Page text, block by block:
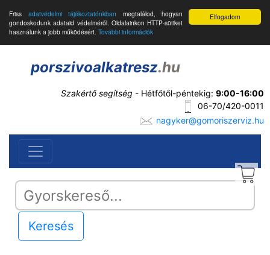
Elfogadom
Friss adatvédelmi tájékoztatónkban megtalálod, hogyan
gondoskodunk adataid védelméről. Oldalainkon HTTP-sütiket
használunk a jobb működésért. További információk
porszivoalkatresz.hu
Szakértő segítség - Hétfőtől-péntekig: 9:00-16:00
06-70/420-0011
nagyker@gomoriszerviz.hu
Keresés